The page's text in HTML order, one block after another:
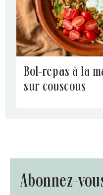
bol-repas à la marocaine
sur couscous
abonnez-vous à mon